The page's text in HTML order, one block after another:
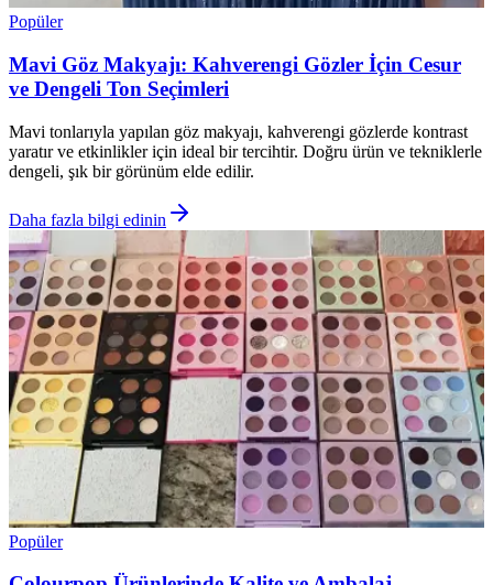
Popüler
Mavi Göz Makyajı: Kahverengi Gözler İçin Cesur
ve Dengeli Ton Seçimleri
Mavi tonlarıyla yapılan göz makyajı, kahverengi gözlerde kontrast
yaratır ve etkinlikler için ideal bir tercihtir. Doğru ürün ve tekniklerle
dengeli, şık bir görünüm elde edilir.
Daha fazla bilgi edinin
Popüler